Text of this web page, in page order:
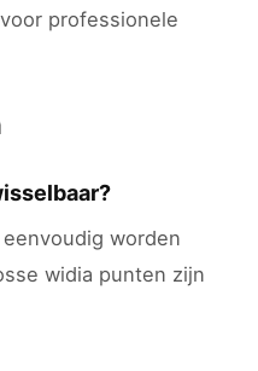
professionele
worden
widia punten zijn